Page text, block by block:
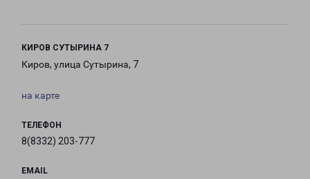
КИРОВ СУТЫРИНА 7
Киров, улица Сутырина, 7
на карте
ТЕЛЕФОН
8(8332) 203-777
EMAIL